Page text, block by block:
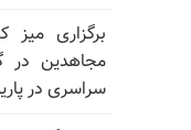
برگزاری میز
مجاهدین در
سراسری در